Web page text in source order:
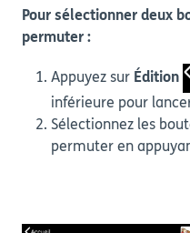
Pour sélectionner deux
permuter :
Appuyez sur Édition
inférieure pour
Sélectionnez les
permuter en